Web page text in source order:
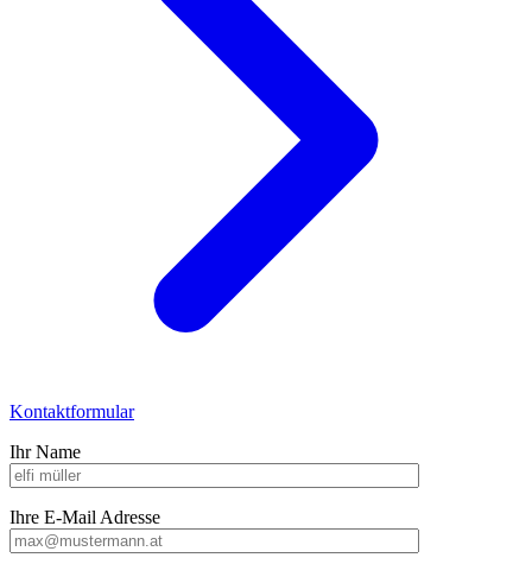
Kontaktformular
Ihr Name
Ihre E-Mail Adresse